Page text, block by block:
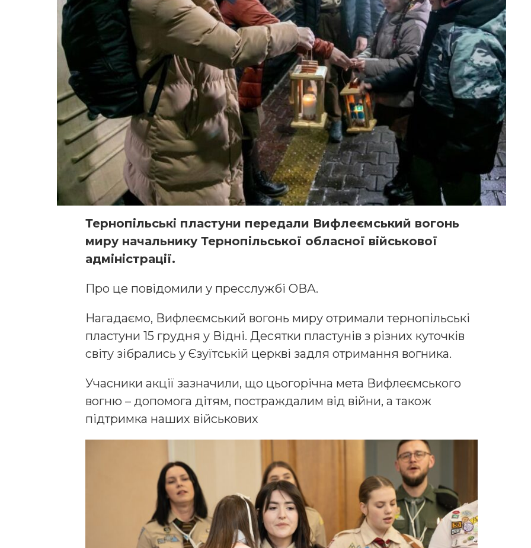
Тернопільські пластуни передали Вифлеємський вогонь
миру начальнику Тернопільської обласної військової
адміністрації.
Про це повідомили у пресслужбі ОВА.
Нагадаємо, Вифлеємський вогонь миру отримали тернопільські
пластуни 15 грудня у Відні. Десятки пластунів з різних куточків
світу зібрались у Єзуїтській церкві задля отримання вогника.
Учасники акції зазначили, що цьогорічна мета Вифлеємського
вогню – допомога дітям, постраждалим від війни, а також
підтримка наших військових